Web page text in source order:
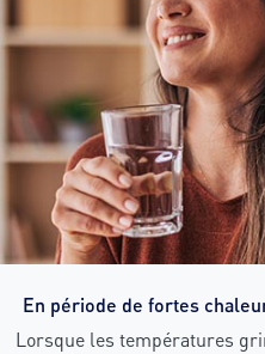
En période de fortes
Lorsque les températures